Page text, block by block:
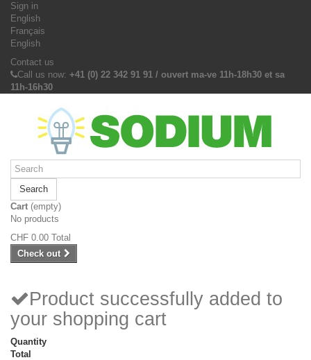
Sign in
English
Français
English
Contact us
Call us now: +41 (0) 22 342 91 91 / ouvert ma-ve 11h-18h30 et sa
11h-16h30
Search
Cart (empty)
No products
CHF 0.00 Total
Check out
Product successfully added to
your shopping cart
Quantity
Total